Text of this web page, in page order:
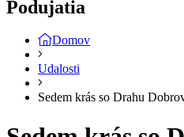
Podujatia
Domov
Udalosti
Sedem krás so Drahu